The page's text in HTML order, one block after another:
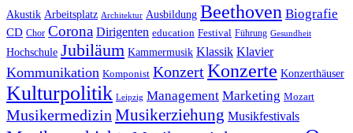
Akustik Arbeitsplatz Architektur Ausbildung Beethoven Biografie
CD Chor Corona Dirigenten education Festival Führung Gesundheit
Hochschule Jubiläum Kammermusik Klassik Klavier
Kommunikation Komponist KonzertKonzerte Konzerthäuser
Kulturpolitik Leipzig Management Marketing Mozart
Musikermedizin Musikerziehung Musikfestivals